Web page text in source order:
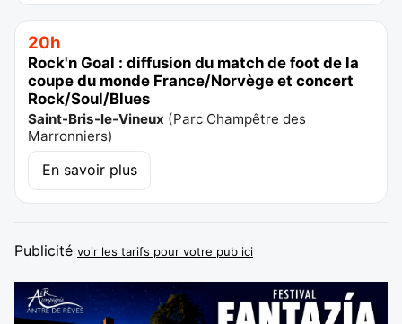
20h
Rock'n Goal : diffusion du match de foot de la
coupe du monde France/Norvège et concert
Rock/Soul/Blues
Saint-Bris-le-Vineux (Parc Champêtre des
Marronniers)
En savoir plus
Publicité voir les tarifs pour votre pub ici